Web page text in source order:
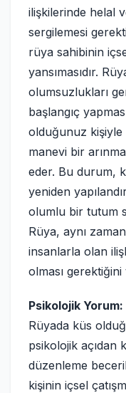
ilişkilerinde helal
sergilemesi
rüya sahibinin
yansımasıdır.
olumsuzlukları
başlangıç
olduğunuz kişiyle
manevi bir
eder. Bu durum,
yeniden
olumlu bir tutum
Rüya, aynı
insanlarla olan
olması
Psikolojik Yorum:
Rüyada küs
psikolojik açıdan
düzenleme
kişinin içsel